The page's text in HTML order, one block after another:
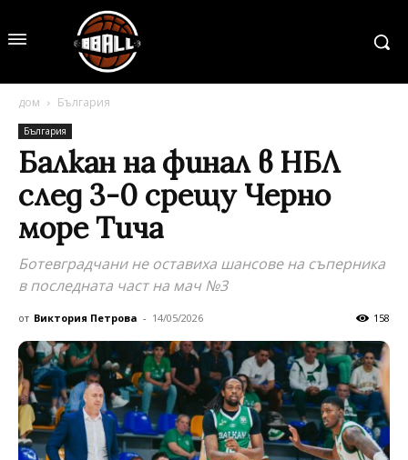
дом България
България
Балкан на финал в НБЛ
след 3-0 срещу Черно
море Тича
Ботевградчани не оставиха шансове на съперника
в последната част на мач №3
от Виктория Петрова - 14/05/2026 158